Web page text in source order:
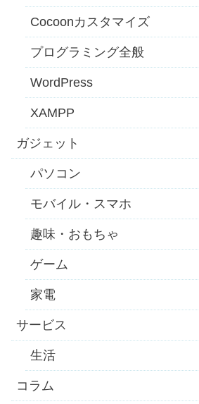
Cocoonカスタマイズ
プログラミング全般
WordPress
XAMPP
ガジェット
パソコン
モバイル・スマホ
趣味・おもちゃ
ゲーム
家電
サービス
生活
コラム